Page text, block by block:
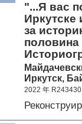
"...Я вас
за
половина
Иркутск,
2022 年 R243430